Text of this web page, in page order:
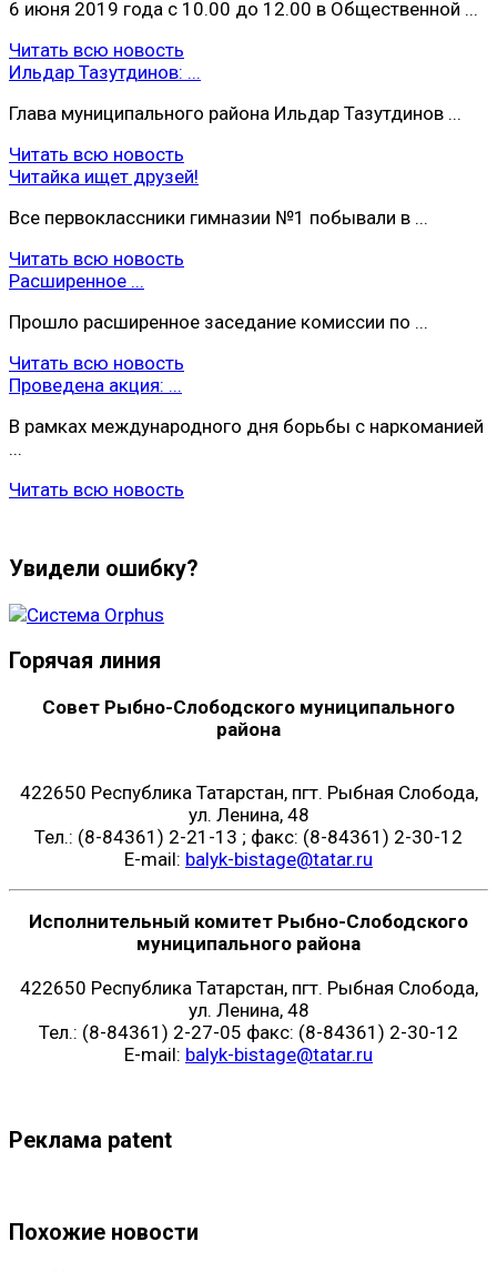
6 июня 2019 года с 10.00 до 12.00 в Общественной ...
Читать всю новость
Ильдар Тазутдинов: ...
Глава муниципального района Ильдар Тазутдинов ...
Читать всю новость
Читайка ищет друзей!
Все первоклассники гимназии №1 побывали в ...
Читать всю новость
Расширенное ...
Прошло расширенное заседание комиссии по ...
Читать всю новость
Проведена акция: ...
В рамках международного дня борьбы с наркоманией
...
Читать всю новость
Увидели ошибку?
Горячая линия
Совет Рыбно-Слободского муниципального
района
422650 Республика Татарстан, пгт. Рыбная Слобода,
ул. Ленина, 48
Тел.: (8-84361) 2-21-13 ; факс: (8-84361) 2-30-12
E-mail: balyk-bistage@tatar.ru
Исполнительный комитет Рыбно-Слободского
муниципального района
422650 Республика Татарстан, пгт. Рыбная Слобода,
ул. Ленина, 48
Тел.: (8-84361) 2-27-05 факс: (8-84361) 2-30-12
E-mail: balyk-bistage@tatar.ru
Реклама patent
Похожие новости